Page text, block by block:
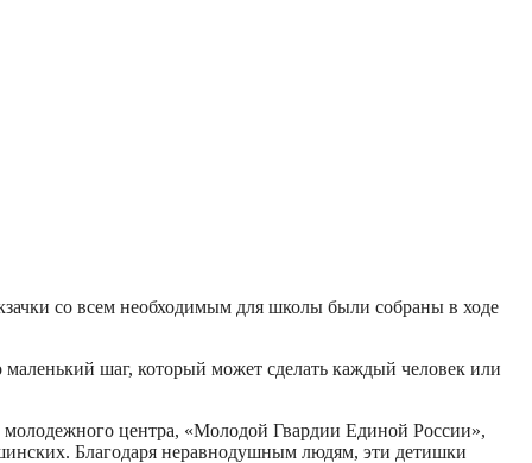
со всем необходимым для школы были собраны в ходе
шаг, который может сделать каждый человек или
центра, «Молодой Гвардии Единой России»,
Благодаря неравнодушным людям, эти детишки